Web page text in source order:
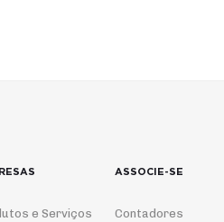
e Serviços
ASSOCIE-SE
Contadores